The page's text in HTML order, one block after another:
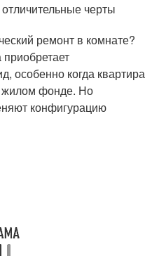
черты
ремонт в комнате?
особенно когда квартира
жилом фонде. Но
конфигурацию